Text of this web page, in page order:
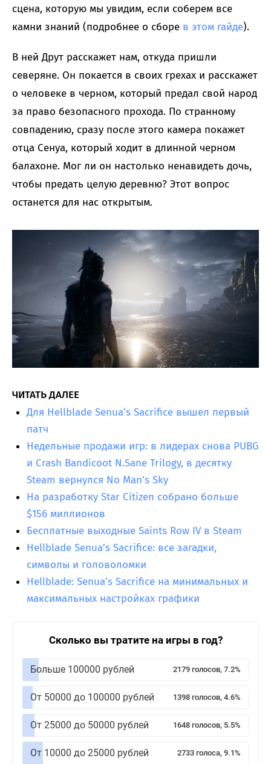
сцена, которую мы увидим, если соберем все
камни знаний (подробнее о сборе в этом гайде).
В ней Друт расскажет нам, откуда пришли
северяне. Он покается в своих грехах и расскажет
о человеке в черном, который предал свой народ
за право безопасного прохода. По странному
совпадению, сразу после этого камера покажет
отца Сенуа, который ходит в длинной черном
балахоне. Мог ли он настолько ненавидеть дочь,
чтобы предать целую деревню? Этот вопрос
останется для нас открытым.
ЧИТАТЬ ДАЛЕЕ
Для Hellblade Senua’s Sacrifice вышел первый
патч
Недельные продажи игр: в лидерах снова PUBG
и Crash Bandicoot N.Sane Trilogy, в десятку
Steam вернулся No Man’s Sky
На разработку Star Citizen собрано больше
$156 миллионов
Бесплатные выходные Saints Row IV в Steam
Hellblade Senua’s Sacrifice: все загадки,
символы и головоломки
Hellblade: Senua’s Sacrifice на минимальных и
максимальных настройках графики
Сколько вы тратите на игры в год?
Больше 100000 рублей 2179 голосов, 7.2%
От 50000 до 100000 рублей 1398 голосов, 4.6%
От 25000 до 50000 рублей 1648 голосов, 5.5%
От 10000 до 25000 рублей 2733 голоса, 9.1%